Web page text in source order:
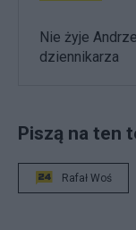
Nie żyje
dziennikarza
Piszą na ten
Rafał Woś